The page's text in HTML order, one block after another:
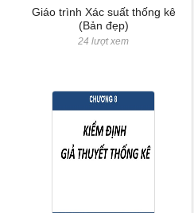
Giáo trình Xác suất thống kê
(Bản đẹp)
24 lượt xem